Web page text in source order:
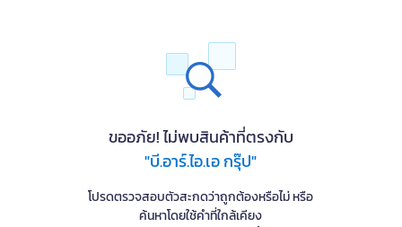
ขออภัย! ไม่พบสินค้าที่ตรงกับ
"บี.อาร์.ไอ.เอ กรุ๊ป"
โปรดตรวจสอบตัวสะกดว่าถูกต้องหรือไม่ หรือ
ค้นหาโดยใช้คำที่ใกล้เคียง